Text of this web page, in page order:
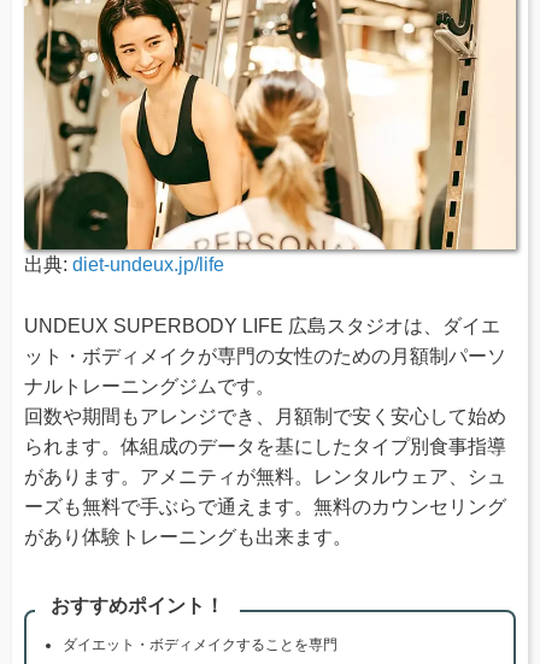
出典: diet-undeux.jp/life
UNDEUX SUPERBODY LIFE 広島スタジオは、ダイエ
ット・ボディメイクが専門の女性のための月額制パーソ
ナルトレーニングジムです。
回数や期間もアレンジでき、月額制で安く安心して始め
られます。体組成のデータを基にしたタイプ別食事指導
があります。アメニティが無料。レンタルウェア、シュ
ーズも無料で手ぶらで通えます。無料のカウンセリング
があり体験トレーニングも出来ます。
おすすめポイント！
ダイエット・ボディメイクすることを専門